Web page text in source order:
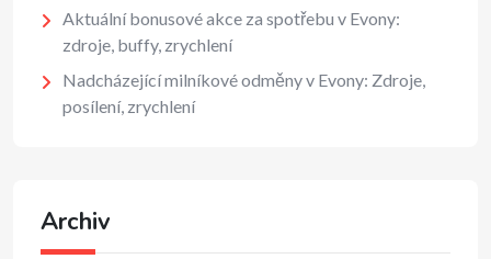
Aktuální bonusové akce za spotřebu v Evony:
zdroje, buffy, zrychlení
Nadcházející milníkové odměny v Evony: Zdroje,
posílení, zrychlení
Archiv